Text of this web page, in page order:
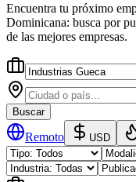
Encuentra tu próximo
Dominicana: busca por
de las mejores empresas.
Buscar
Remoto USD